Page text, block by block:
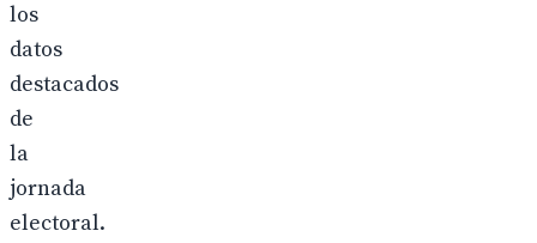
los
datos
destacados
de
la
jornada
electoral.